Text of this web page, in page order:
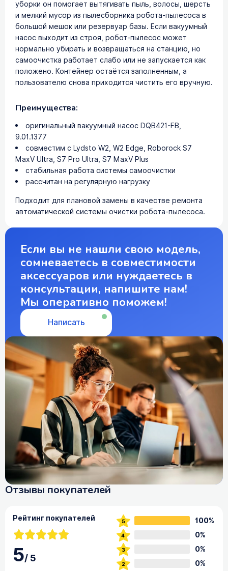
уборки он помогает вытягивать пыль, волосы, шерсть
и мелкий мусор из пылесборника робота-пылесоса в
большой мешок или резервуар базы. Если вакуумный
насос выходит из строя, робот-пылесос может
нормально убирать и возвращаться на станцию, но
самоочистка работает слабо или не запускается как
положено. Контейнер остаётся заполненным, а
пользователю снова приходится чистить его вручную.
Преимущества:
оригинальный вакуумный насос DQB421-FB,
9.01.1377
совместим с Lydsto W2, W2 Edge, Roborock S7
MaxV Ultra, S7 Pro Ultra, S7 MaxV Plus
стабильная работа системы самоочистки
рассчитан на регулярную нагрузку
Подходит для плановой замены в качестве ремонта
автоматической системы очистки робота-пылесоса.
Если вы не нашли свою модель,
сомневаетесь в совместимости
аксессуаров или нуждаетесь в
консультации, напишите нам!
Мы оперативно поможем!
Написать
Отзывы покупателей
Рейтинг покупателей
5/5
100%
0%
0%
0%